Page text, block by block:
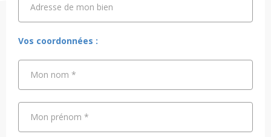
Adresse de mon bien
Adresse de mon bien
Vos coordonnées :
Mon nom *
Mon prénom *